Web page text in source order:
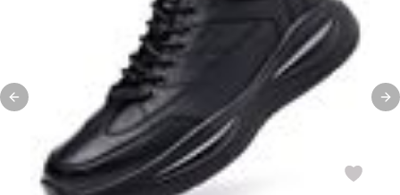
Previous slide